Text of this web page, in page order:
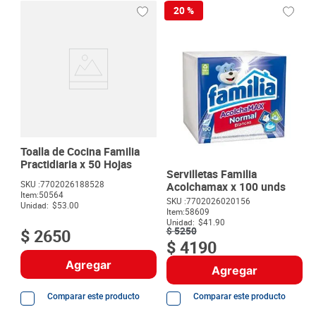
Toalla de Cocina Familia
Practidiaria x 50 Hojas
SKU :7702026188528
Item:50564
Unidad: $53.00
$ 2650
Agregar
Comparar este producto
20 %
Servilletas Familia
Acolchamax x 100 unds
SKU :7702026020156
Item:58609
Unidad: $41.90
$5250
$ 4190
Agregar
Comparar este producto